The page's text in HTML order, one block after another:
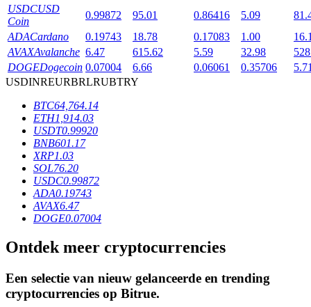
BTR-vergrendelingen
Exclusieve beleggingen voor BTR-houders
Leningen
USDCUSD
Coin
0.99872 95.01 0.86416 5.09
ADACardano 0.19743 18.78 0.17083 1.00
AVAXAvalanche 6.47 615.62 5.59 32.98
DOGEDogecoin 0.07004 6.66 0.06061 0.35706
USDINREURBRLRUBTRY
BTC64,764.14
ETH1,914.03
USDT0.99920
BNB601.17
XRP1.03
SOL76.20
USDC0.99872
ADA0.19743
AVAX6.47
DOGE0.07004
Ontdek meer cryptocurrencies
Een selectie van nieuw gelanceerde en trending
cryptocurrencies op Bitrue.